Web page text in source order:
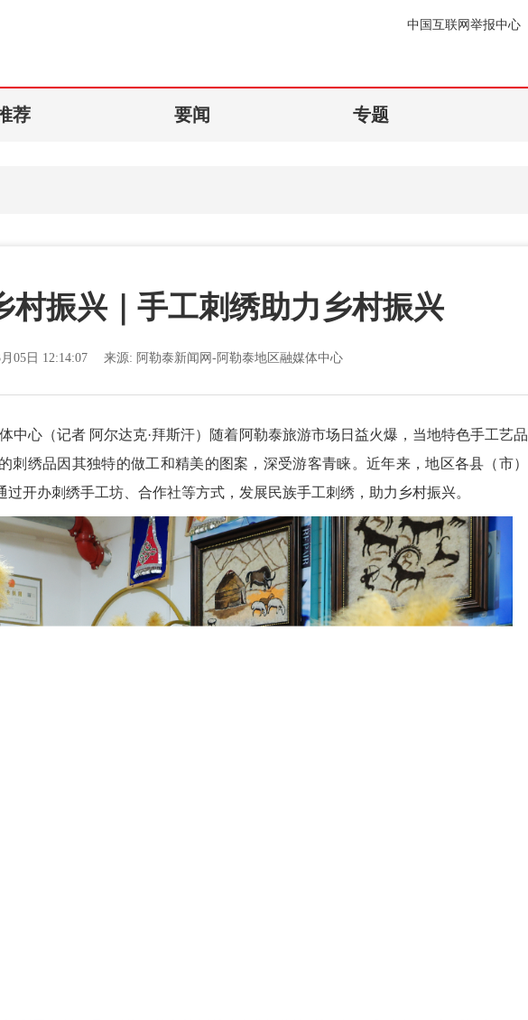
中国互联网举报中心
荐 要闻 专题
村振兴｜手工刺绣助力乡村振兴
05日 12:14:07 来源: 阿勒泰新闻网-阿勒泰地区融媒体中心
中心（记者 阿尔达克·拜斯汗） 随着阿勒泰旅游市场日益火爆，当地特色手工艺品
刺绣品因其独特的做工和精美的图案，深受游客青睐。近年来，地区各县（市）
开办刺绣手工坊、合作社等方式，发展民族手工刺绣，助力乡村振兴。